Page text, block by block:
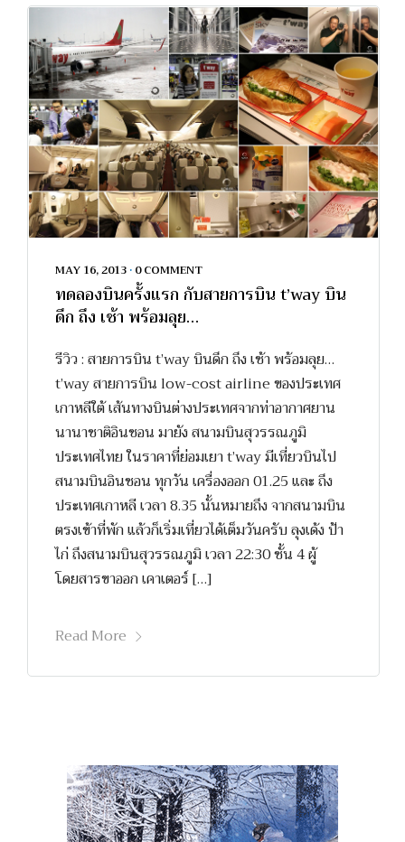
MAY 16, 2013 • 0 COMMENT
ทดลองบินครั้งแรก กับสายการบิน t’way บิน
ดึก ถึง เช้า พร้อมลุย…
รีวิว : สายการบิน t’way บินดึก ถึง เช้า พร้อมลุย…
t’way สายการบิน low-cost airline ของประเทศ
เกาหลีใต้ เส้นทางบินต่างประเทศจากท่าอากาศยาน
นานาชาติอินชอน มายัง สนามบินสุวรรณภูมิ
ประเทศไทย ในราคาที่ย่อมเยา t’way มีเที่ยวบินไป
สนามบินอินชอน ทุกวัน เครื่องออก 01.25 และ ถึง
ประเทศเกาหลี เวลา 8.35 นั้นหมายถึง จากสนามบิน
ตรงเข้าที่พัก แล้วก็เริ่มเที่ยวได้เต็มวันครับ ลุงเด้ง ป้า
ไก่ ถึงสนามบินสุวรรณภูมิ เวลา 22:30 ชั้น 4 ผู้
โดยสารขาออก เคาเตอร์ […]
Read More